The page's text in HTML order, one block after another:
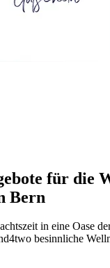
für die
Bern
in eine Oase
besinnliche